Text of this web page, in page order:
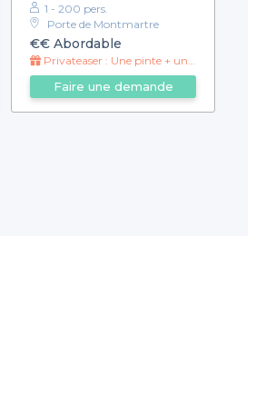
1 - 200 pers.
Porte de Montmartre
€€ Abordable
Privateaser : Une pinte + une pizza margherita à 12€
Faire une demande